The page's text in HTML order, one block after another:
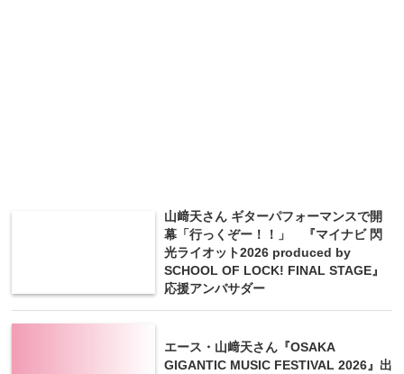
山﨑天さん ギターパフォーマンスで開
幕「行っくぞー！！」 『マイナビ 閃
光ライオット2026 produced by
SCHOOL OF LOCK! FINAL STAGE』
応援アンバサダー
エース・山﨑天さん『OSAKA
GIGANTIC MUSIC FESTIVAL 2026』出